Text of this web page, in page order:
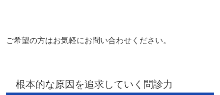
ご希望の方はお気軽にお問い合わせください。
根本的な原因を追求していく問診力